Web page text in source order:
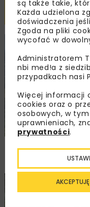
Powiązane
PKP PLK
– Szczyrzyc
są także takie,
Każda udzielona
doświadczenia
Zgoda na pliki
wycofać w
Administratorem
nbi med!a z
przypadkach nasi
Więcej informacji
cookies oraz o
osobowych, w
uprawnieniach,
prywatności.